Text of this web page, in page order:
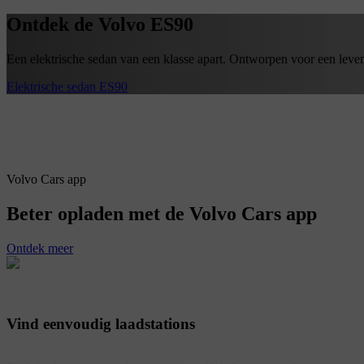
Ontdek de Volvo ES90
Een elektrische sedan van een klasse apart. Ontworpen voor een
Elektrische sedan ES90
Volvo Cars app
Beter opladen met de Volvo Cars app
Ontdek meer
Vind eenvoudig laadstations